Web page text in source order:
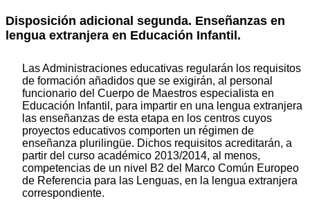
Disposición adicional segunda. Enseñanzas en
lengua extranjera en Educación Infantil.
Las Administraciones educativas regularán los requisitos
de formación añadidos que se exigirán, al personal
funcionario del Cuerpo de Maestros especialista en
Educación Infantil, para impartir en una lengua extranjera
las enseñanzas de esta etapa en los centros cuyos
proyectos educativos comporten un régimen de
enseñanza plurilingüe. Dichos requisitos acreditarán, a
partir del curso académico 2013/2014, al menos,
competencias de un nivel B2 del Marco Común Europeo
de Referencia para las Lenguas, en la lengua extranjera
correspondiente.